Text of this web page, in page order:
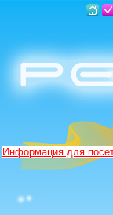
Информация для